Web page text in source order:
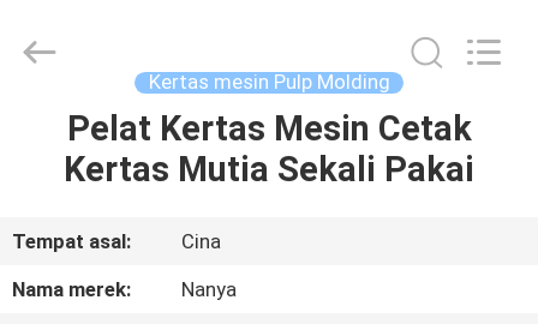
RUMAH
VIDEO
Equipment
Kertas mesin Pulp Molding
Pelat Kertas Mesin Cetak
Kertas Mutia Sekali Pakai
Tempat asal:
Cina
Nama merek:
Nanya